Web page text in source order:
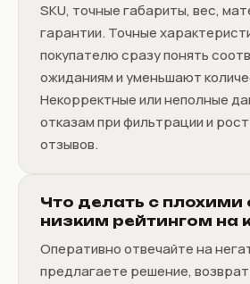
SKU, точные габариты, вес,
гарантии. Точные
покупателю сразу понять
ожиданиям и уменьшают
Некорректные или неполные
отказам при фильтрации и
отзывов.
Что делать с плохими
низким рейтингом на
Оперативно отвечайте на
предлагаете решение, возврат